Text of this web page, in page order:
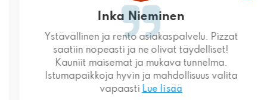
Inka Nieminen
Ystävällinen ja rento asiakaspalvelu. Pizzat
saatiin nopeasti ja ne olivat täydelliset!
Kauniit maisemat ja mukava tunnelma.
Istumapaikkoja hyvin ja mahdollisuus valita
vapaasti Lue lisää